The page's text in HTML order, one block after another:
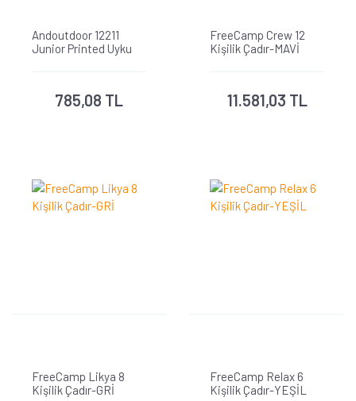
Andoutdoor 12211
Junior Printed Uyku
785,08 TL
FreeCamp Crew 12
Kişilik Çadır-MAVİ
11.581,03 TL
FreeCamp Likya 8
Kişilik Çadır-GRİ
FreeCamp Relax 6
Kişilik Çadır-YEŞİL